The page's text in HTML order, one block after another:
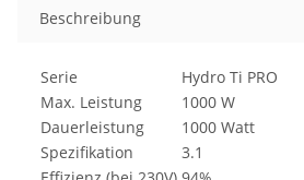
Beschreibung
Serie
Hydro Ti PRO
Max. Leistung
1000 W
Dauerleistung
1000 Watt
Spezifikation
3.1